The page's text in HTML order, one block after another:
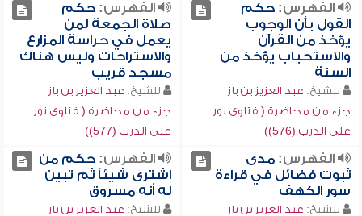
الفهرس:حكم
القول بأن الوجوب
يؤخذ من القرآن
والاستحباب يؤخذ من
السنة
للشيخ: عبد العزيز بن باز
جزء من محاضرة ( فتاوى نور
على الدرب (576))
الفهرس:حكم
صلاة الجمعة لمن
يعمل في حراسة المزارع
والاستراحات وليس هناك
مسجد قريب
للشيخ: عبد العزيز بن باز
جزء من محاضرة ( فتاوى نور
على الدرب (577))
الفهرس:مدى
ثبوت فضائل في قراءة
سور الكهف
للشيخ: عبد العزيز بن باز
الفهرس:حكم من
اشترى شيئاً ثم تبين
له أنه مسروق
للشيخ: عبد العزيز بن باز